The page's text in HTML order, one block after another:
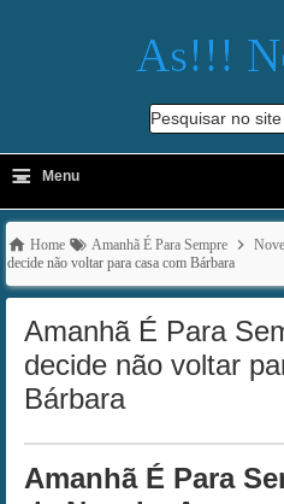
As!!!
Pesquisar no site
-
≡ Menu
Home Amanhã É Para Sempre
decide não voltar para casa com Bárbara
Amanhã É Para
decide não voltar
Bárbara
Amanhã É Para